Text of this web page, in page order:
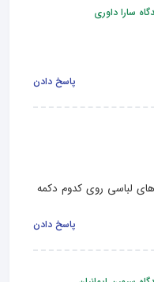
سارا داوری
پاسخ دادن
لباسی روی کدوم دکمه
پاسخ دادن